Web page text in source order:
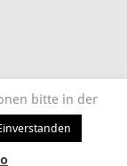
– Dalherda
bitte in der